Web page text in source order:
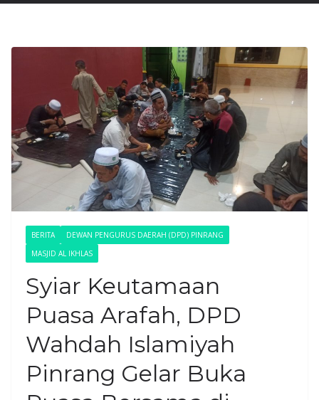
BERITA
DEWAN PENGURUS DAERAH (DPD) PINRANG
MASJID AL IKHLAS
Syiar Keutamaan
Puasa Arafah, DPD
Wahdah Islamiyah
Pinrang Gelar Buka